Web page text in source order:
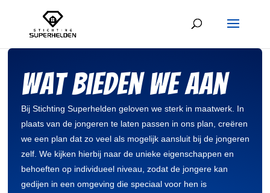
Wat bieden we aan
Bij Stichting Superhelden geloven we sterk in maatwerk. In
plaats van de jongeren te laten passen in ons plan, creëren
we een plan dat zo veel als mogelijk aansluit bij de jongeren
zelf. We kijken hierbij naar de unieke eigenschappen en
behoeften op individueel niveau, zodat de jongere kan
gedijen in een omgeving die speciaal voor hen is